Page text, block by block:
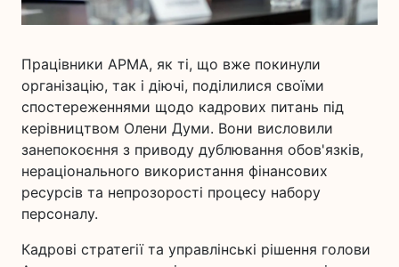
Працівники АРМА, як ті, що вже покинули
організацію, так і діючі, поділилися своїми
спостереженнями щодо кадрових питань під
керівництвом Олени Думи. Вони висловили
занепокоєння з приводу дублювання обов'язків,
нераціонального використання фінансових
ресурсів та непрозорості процесу набору
персоналу.
Кадрові стратегії та управлінські рішення голови